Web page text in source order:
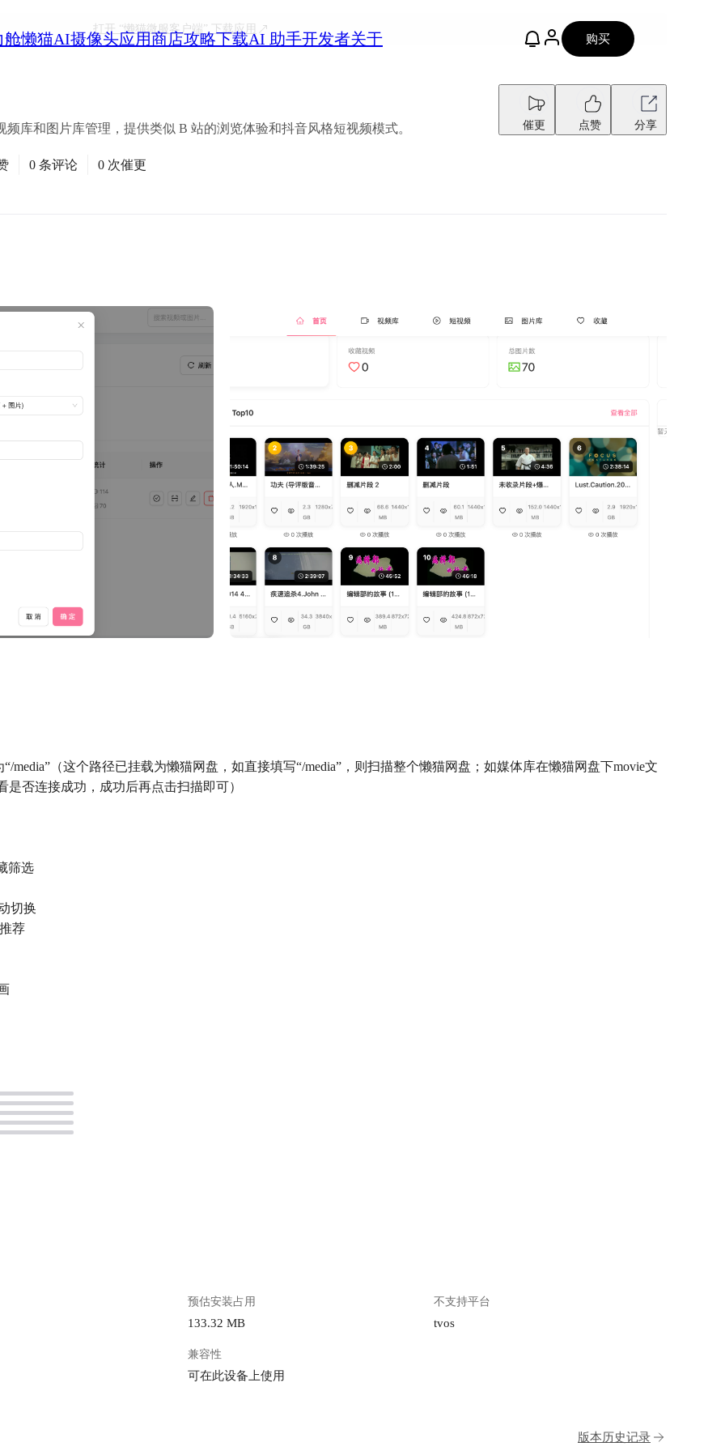
舱懒猫AI摄像头应用商店攻略下载AI 助手开发者关于 购买
打开 “懒猫微服客户端”下载应用
库和图片库管理，提供类似 B 站的浏览体验和抖音风格短视频模式。 催更 点赞 分享
0 条评论 0 次催更
media”（这个路径已挂载为懒猫网盘，如直接填写“/media”，则扫描整个懒猫网盘；如媒体库在懒猫网盘下movie文
是否连接成功，成功后再点击扫描即可）
筛选
切换
荐
预估安装占用
133.32 MB
不支持平台
tvos
兼容性
可在此设备上使用
版本历史记录